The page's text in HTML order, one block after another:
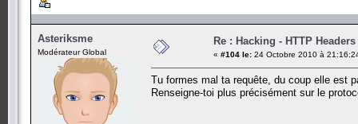
Asteriksme
Modérateur Global
Re : Hacking - HTTP Headers
« #104 le: 24 Octobre 2010 à
Tu formes mal ta requête, du coup elle est
Renseigne-toi plus précisément sur le